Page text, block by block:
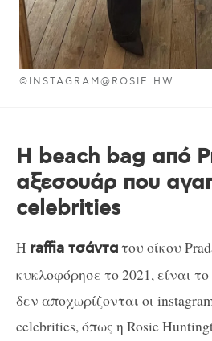
©INSTAGRAM@ROSIE HW
Η beach bag από
αξεσουάρ που
celebrities
Η raffia τσάντατου οίκου
κυκλοφόρησε το 2021, είναι
δεν αποχωρίζονται οι
celebrities, όπως η Rosie